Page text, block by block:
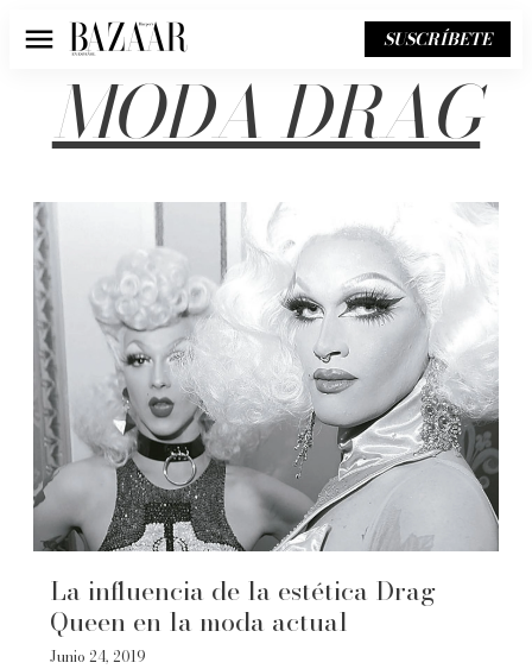
Menú SUSCRÍBETE
MODA DRAG
La influencia de la estética Drag
Queen en la moda actual
Junio 24, 2019